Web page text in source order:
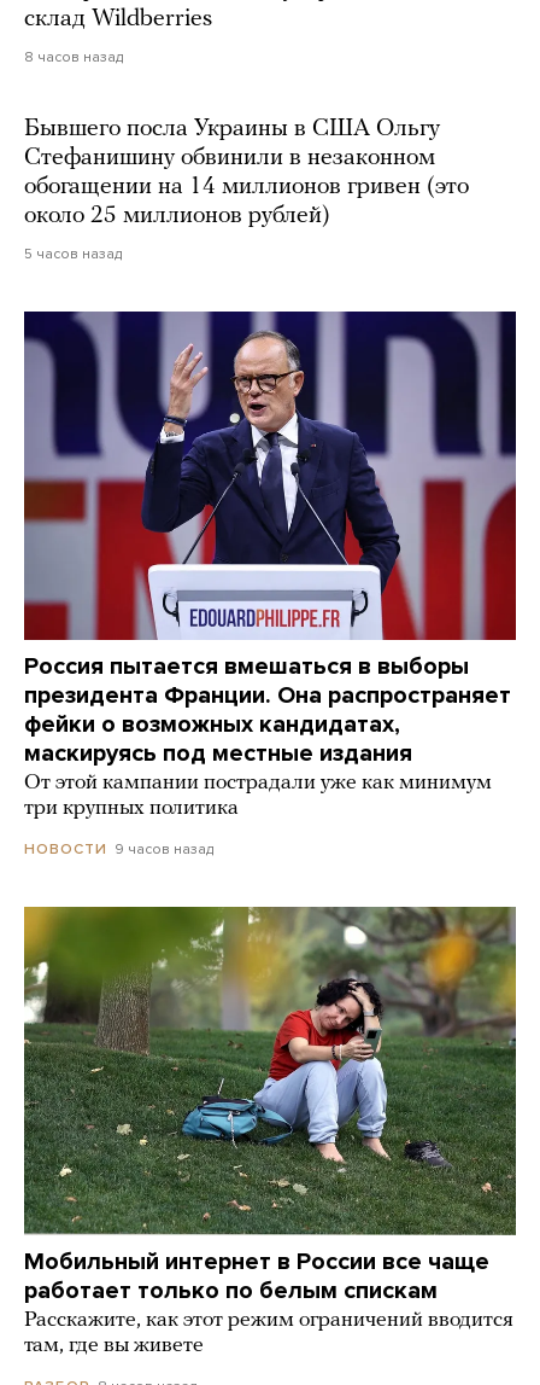
склад Wildberries
8 часов назад
Бывшего посла Украины в США Ольгу
Стефанишину обвинили в незаконном
обогащении на 14 миллионов гривен (это
около 25 миллионов рублей)
5 часов назад
Россия пытается вмешаться в выборы
президента Франции. Она распространяет
фейки о возможных кандидатах,
маскируясь под местные издания
От этой кампании пострадали уже как минимум
три крупных политика
НОВОСТИ 9 часов назад
Мобильный интернет в России все чаще
работает только по белым спискам
Расскажите, как этот режим ограничений вводится
там, где вы живете